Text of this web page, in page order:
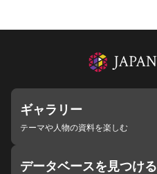
ギャラリー
テーマや人物の資料を楽しむ
データベースを見つける